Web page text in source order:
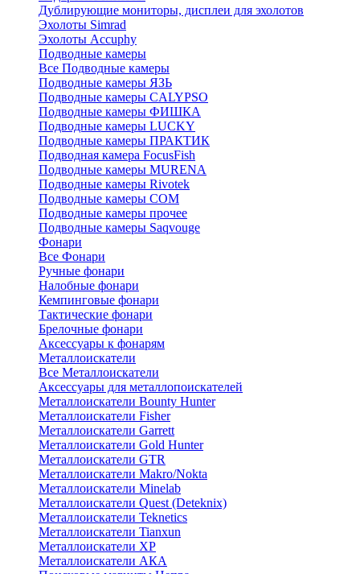
Дублирующие мониторы, дисплеи для эхолотов
Эхолоты Simrad
Эхолоты Accuphy
Подводные камеры
Все Подводные камеры
Подводные камеры ЯЗЬ
Подводные камеры CALYPSO
Подводные камеры ФИШКА
Подводные камеры LUCKY
Подводные камеры ПРАКТИК
Подводная камера FocusFish
Подводные камеры MURENA
Подводные камеры Rivotek
Подводные камеры СОМ
Подводные камеры прочее
Подводные камеры Saqvouge
Фонари
Все Фонари
Ручные фонари
Налобные фонари
Кемпинговые фонари
Тактические фонари
Брелочные фонари
Аксессуары к фонарям
Металлоискатели
Все Металлоискатели
Аксессуары для металлопоискателей
Металлоискатели Bounty Hunter
Металлоискатели Fisher
Металлоискатели Garrett
Металлоискатели Gold Hunter
Металлоискатели GTR
Металлоискатели Makro/Nokta
Металлоискатели Minelab
Металлоискатели Quest (Deteknix)
Металлоискатели Teknetics
Металлоискатели Tianxun
Металлоискатели XP
Металлоискатели АКА